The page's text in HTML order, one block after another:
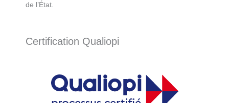
de l’État.
Certification Qualiopi